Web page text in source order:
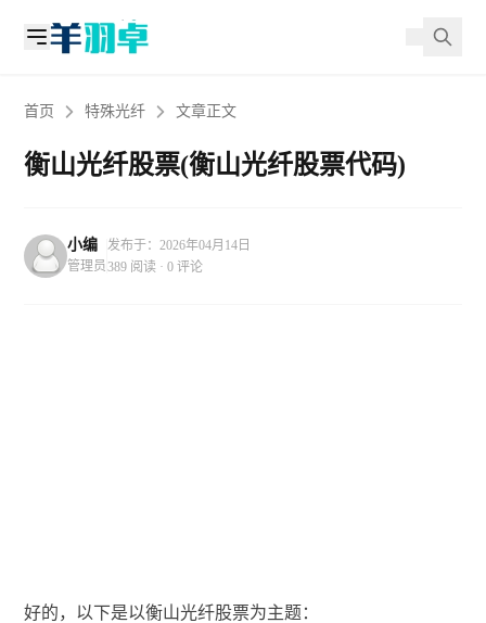
首页 特殊光纤 文章正文
衡山光纤股票(衡山光纤股票代码)
小编
管理员
发布于：2026年04月14日
389 阅读 · 0 评论
好的，以下是以衡山光纤股票为主题：